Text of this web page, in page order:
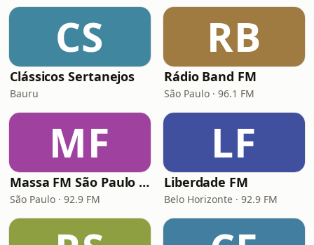
CS
Clássicos Sertanejos
Bauru
RB
Rádio Band FM
São Paulo · 96.1 FM
MF
Massa FM São Paulo 92.9
São Paulo · 92.9 FM
LF
Liberdade FM
Belo Horizonte · 92.9 FM